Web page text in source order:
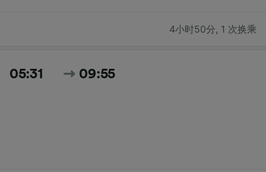
4小时50分, 1 次换乘
05:31 09:55